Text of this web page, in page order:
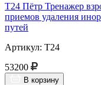
Т24 Пётр Тренажер
приемов удаления
путей
Артикул: Т24
53200
В корзину